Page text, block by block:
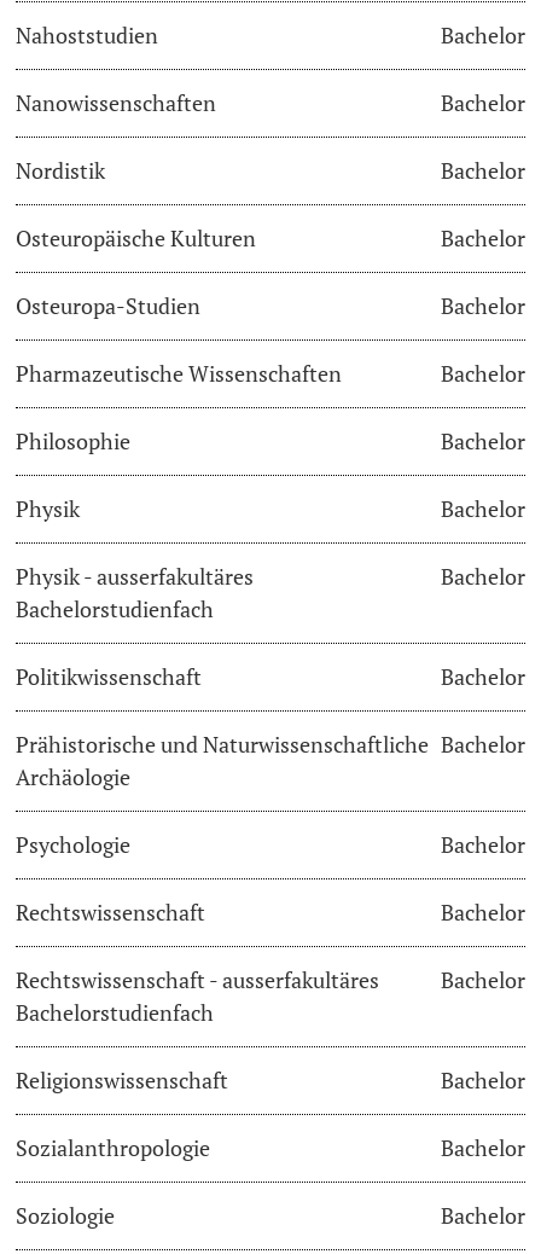
Lernbörse
Lernräume
Nahoststudien Bachelor
Nanowissenschaften Bachelor
Nordistik Bachelor
Osteuropäische Kulturen Bachelor
Osteuropa-Studien Bachelor
Pharmazeutische Wissenschaften Bachelor
Philosophie Bachelor
Physik Bachelor
Physik - ausserfakultäres
Bachelorstudienfach
Bachelor
Politikwissenschaft Bachelor
Prähistorische und Naturwissenschaftliche
Archäologie
Bachelor
Psychologie Bachelor
Rechtswissenschaft Bachelor
Rechtswissenschaft - ausserfakultäres
Bachelorstudienfach
Bachelor
Religionswissenschaft Bachelor
Sozialanthropologie Bachelor
Soziologie Bachelor